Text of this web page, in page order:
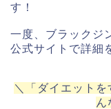
す！
一度、ブラックジ
公式サイトで詳細
＼「ダイエット
ん